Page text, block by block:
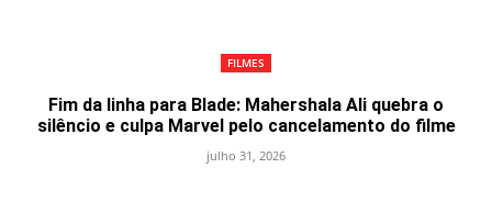
FILMES
Fim da linha para Blade: Mahershala Ali quebra o
silêncio e culpa Marvel pelo cancelamento do filme
julho 31, 2026